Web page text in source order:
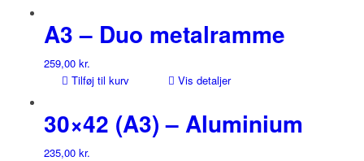
A3 – Duo metalramme
259,00 kr.
Tilføj til kurv
Vis detaljer
30×42 (A3) – Aluminium
235,00 kr.